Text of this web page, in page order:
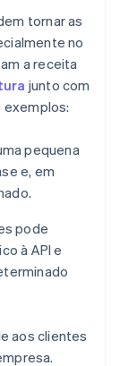
tornar as
no
a receita
junto com
exemplos:
pequena
e, em
pode
à API e
aos clientes